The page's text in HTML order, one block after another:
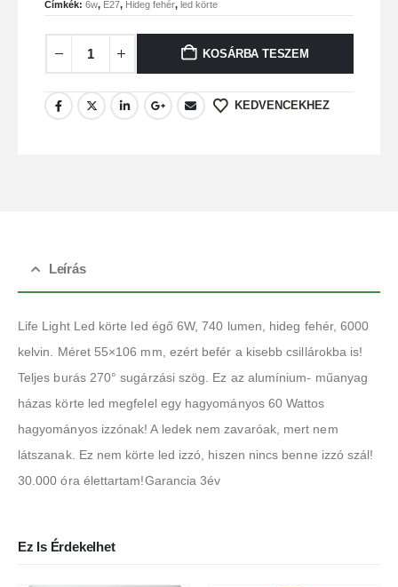
Címkék: 6w, E27, Hideg fehér, led körte
KOSÁRBA TESZEM
KEDVENCEKHEZ
Leírás
Life Light Led körte led égő 6W, 740 lumen, hideg fehér, 6000
kelvin. Méret 55×106 mm, ezért befér a kisebb csillárokba is!
Teljes burás 270° sugárzási szög. Ez az alumínium- műanyag
házas körte led megfelel egy hagyományos 60 Wattos
hagyományos izzónak! A ledek nem zavaróak, mert nem
látszanak. Ez nem körte led izzó, hiszen nincs benne izzó szál!
30.000 óra élettartam!Garancia 3év
Ez Is Érdekelhet